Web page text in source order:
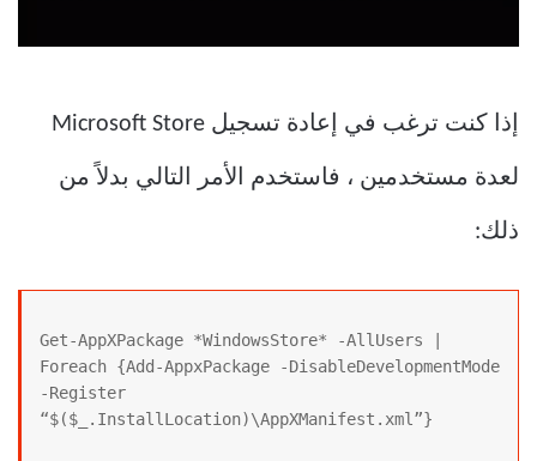
إذا كنت ترغب في إعادة تسجيل Microsoft Store
لعدة مستخدمين ، فاستخدم الأمر التالي بدلاً من
ذلك:
Get-AppXPackage *WindowsStore* -AllUsers |
Foreach {Add-AppxPackage -DisableDevelopmentMode
-Register
“$($_.InstallLocation)\AppXManifest.xml”}